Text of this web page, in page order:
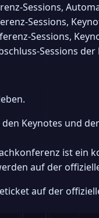
Sessions,
Sessions,
Sessions,
Sessions
Keynotes und
ist ein
auf der
auf der